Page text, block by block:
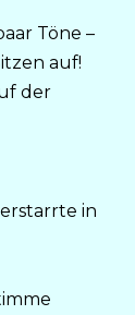
Töne –
auf!
der
in